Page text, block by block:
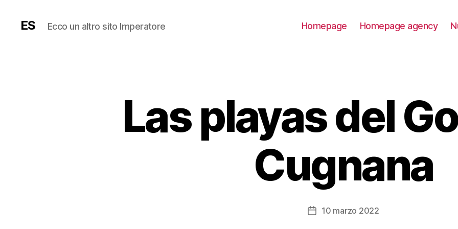
ES Ecco un altro sito Imperatore Homepage Homepage agency
Las playas del
Cugnana
Fecha10 marzo 2022